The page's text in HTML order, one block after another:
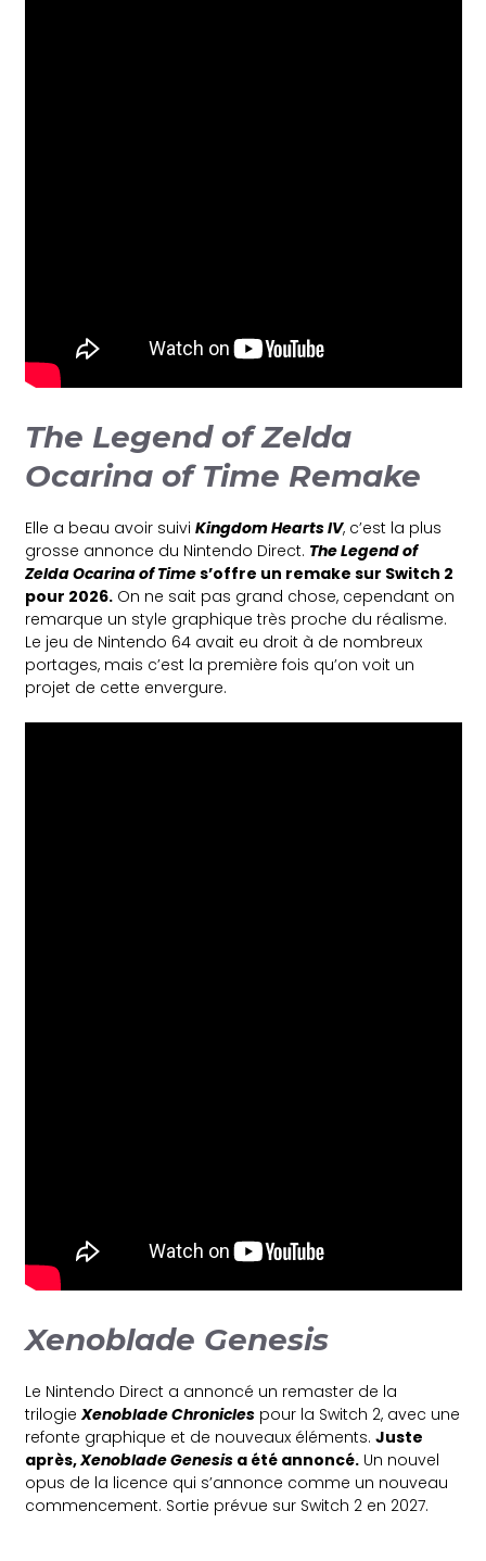
The Legend of Zelda
Ocarina of Time Remake
Elle a beau avoir suiviKingdom Hearts IV, c’est la plus
grosse annonce du Nintendo Direct. The Legend of
Zelda Ocarina of Times’offre un remake sur Switch 2
pour 2026. On ne sait pas grand chose, cependant on
remarque un style graphique très proche du réalisme.
Le jeu de Nintendo 64 avait eu droit à de nombreux
portages, mais c’est la première fois qu’on voit un
projet de cette envergure.
Xenoblade Genesis
Le Nintendo Direct a annoncé un remaster de la
trilogieXenoblade Chronicles pour la Switch 2, avec une
refonte graphique et de nouveaux éléments.Juste
après,Xenoblade Genesis a été annoncé. Un nouvel
opus de la licence qui s’annonce comme un nouveau
commencement. Sortie prévue sur Switch 2 en 2027.